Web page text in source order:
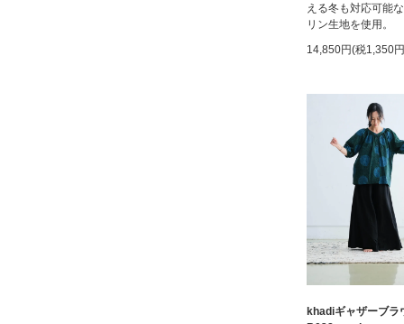
える冬も対応可能
リン生地を使用。
14,850円(税1,350
khadiギャザーブラ